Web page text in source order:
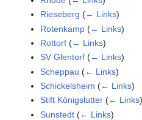
Rieseberg (← Links)
Rotenkamp (← Links)
Rottorf (← Links)
SV Glentorf (← Links)
Scheppau (← Links)
Schickelsheim (← Links)
Stift Königslutter (← Links)
Sunstedt (← Links)